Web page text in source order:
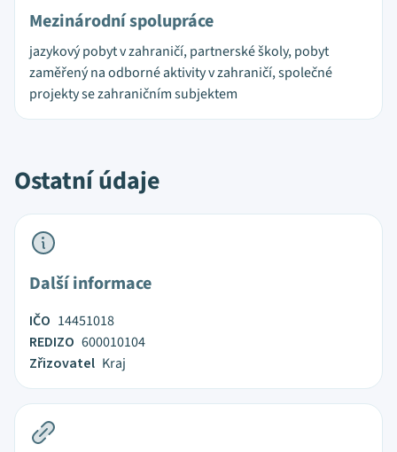
Mezinárodní spolupráce
jazykový pobyt v zahraničí, partnerské školy, pobyt
zaměřený na odborné aktivity v zahraničí, společné
projekty se zahraničním subjektem
Ostatní údaje
Další informace
IČO 14451018
REDIZO 600010104
Zřizovatel Kraj